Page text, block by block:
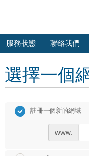
服務狀態 聯絡我們
選擇一個
註冊一個新的網域
www.